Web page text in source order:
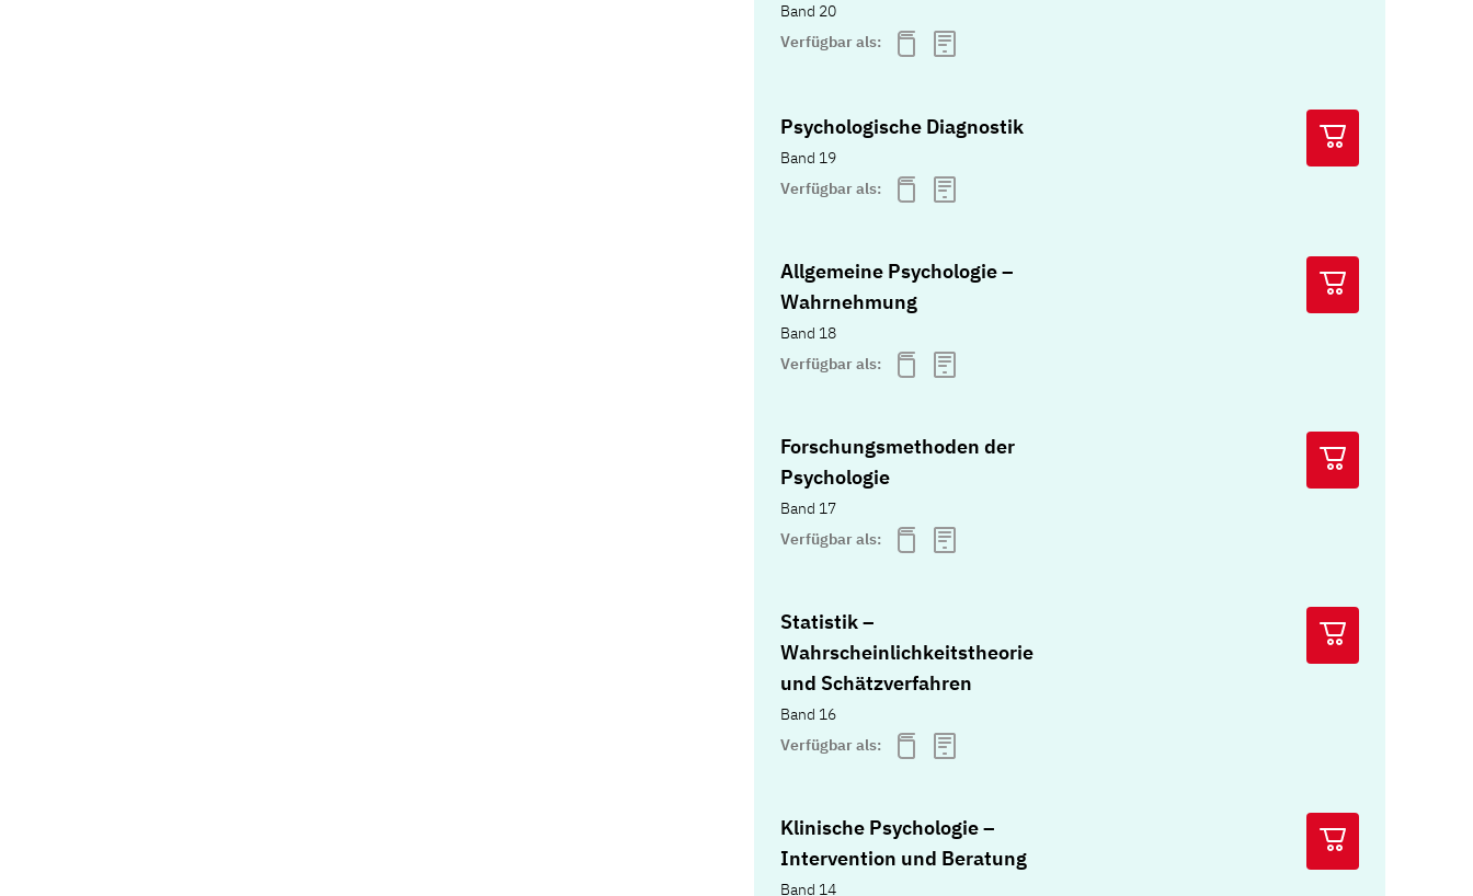
Band 20
Verfügbar als:
Psychologische Diagnostik
Band 19
Verfügbar als:
Allgemeine Psychologie –
Wahrnehmung
Band 18
Verfügbar als:
Forschungsmethoden der
Psychologie
Band 17
Verfügbar als:
Statistik –
Wahrscheinlichkeitstheorie
und Schätzverfahren
Band 16
Verfügbar als:
Klinische Psychologie –
Intervention und Beratung
Band 14